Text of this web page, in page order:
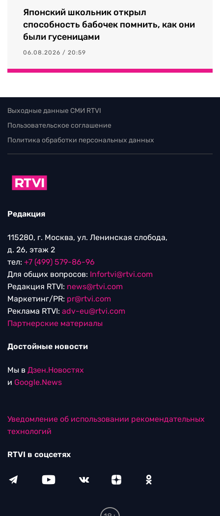
Японский школьник открыл
способность бабочек помнить, как они
были гусеницами
06.08.2026 / 20:59
Выходные данные СМИ RTVI
Пользовательское соглашение
Политика обработки персональных данных
Редакция
115280, г. Москва, ул. Ленинская слобода,
д. 26, этаж 2
тел: +7 (499) 579-86-96
Для общих вопросов: Infortvi@rtvi.com
Редакция RTVI: news@rtvi.com
Маркетинг/PR: pr@rtvi.com
Реклама RTVI: adv-eu@rtvi.com
Партнерские материалы
Достойные новости
Мы в Дзен.Новостях
и Google.News
Уведомление об использовании рекомендательных
технологий
RTVI в соцсетях